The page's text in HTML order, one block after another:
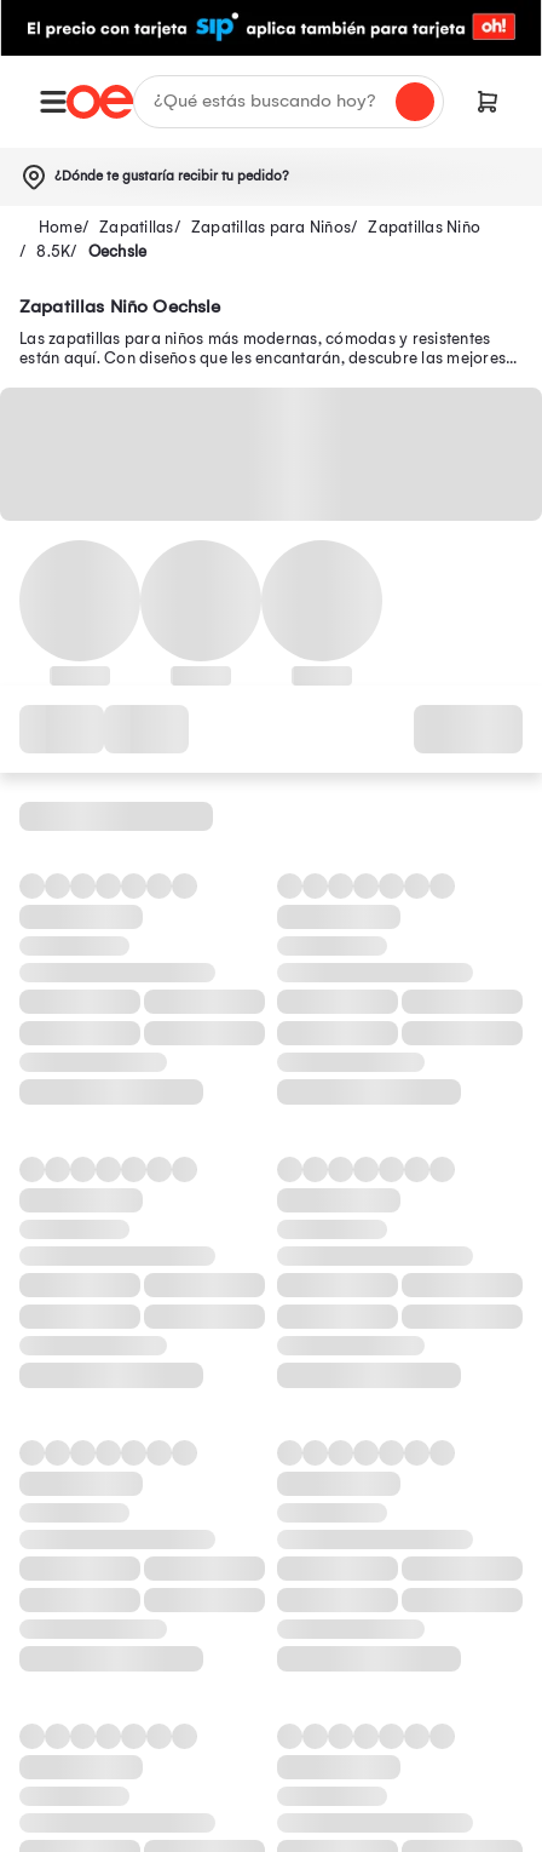
¿Dónde te gustaría recibir tu pedido?
Zapatillas Zapatillas para Niños
Zapatillas Niño
8.5K
Oechsle
Zapatillas Niño Oechsle
Las zapatillas para niños más modernas, cómodas y resistentes
están aquí. Con diseños que les encantarán, descubre las mejores